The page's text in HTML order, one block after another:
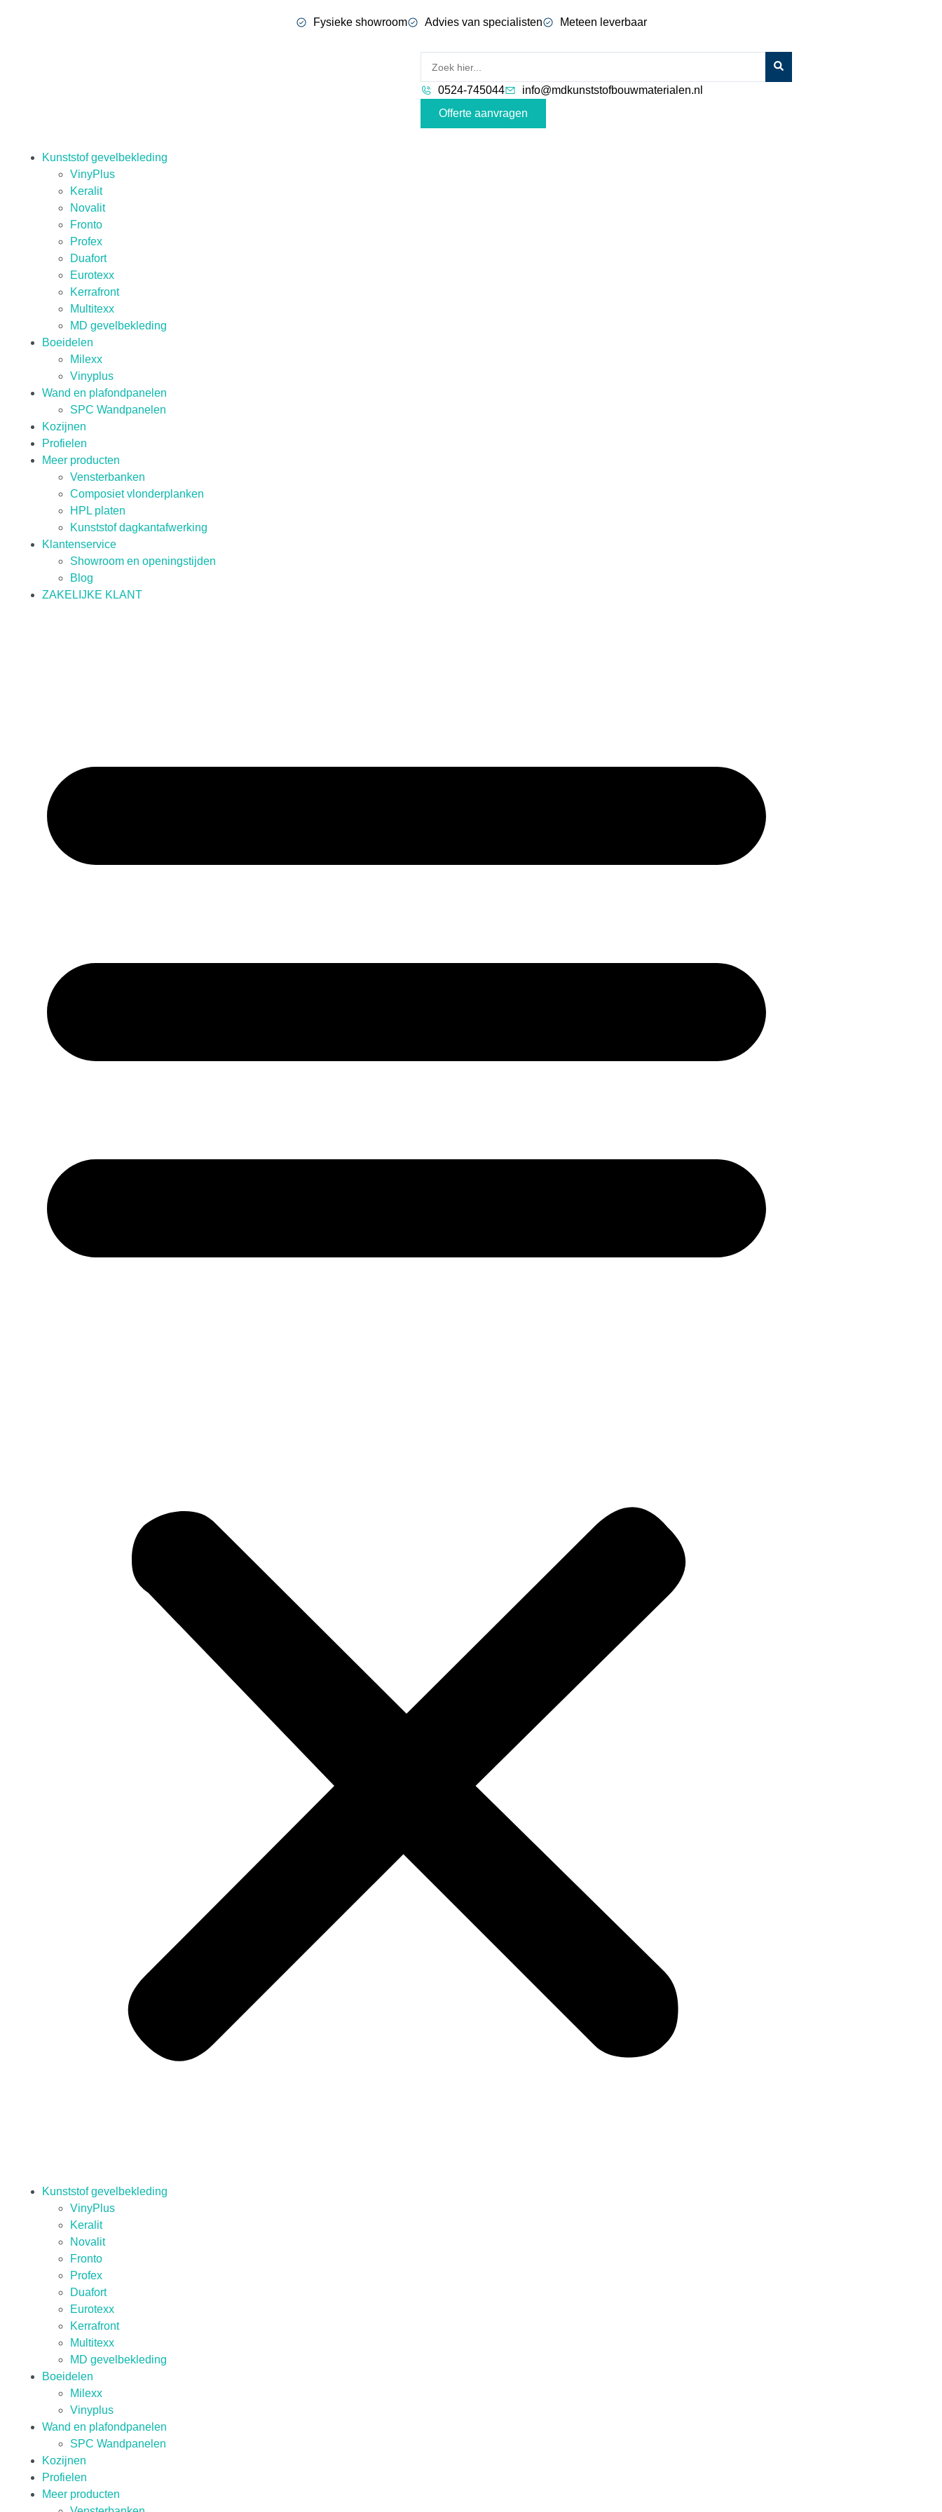
Fysieke showroom Advies van specialisten Meteen leverbaar
0524-745044
info@mdkunststofbouwmaterialen.nl
Offerte aanvragen
Kunststof gevelbekleding
VinyPlus
Keralit
Novalit
Fronto
Profex
Duafort
Eurotexx
Kerrafront
Multitexx
MD gevelbekleding
Boeidelen
Milexx
Vinyplus
Wand en plafondpanelen
SPC Wandpanelen
Kozijnen
Profielen
Meer producten
Vensterbanken
Composiet vlonderplanken
HPL platen
Kunststof dagkantafwerking
Klantenservice
Showroom en openingstijden
Blog
ZAKELIJKE KLANT
Kunststof gevelbekleding
VinyPlus
Keralit
Novalit
Fronto
Profex
Duafort
Eurotexx
Kerrafront
Multitexx
MD gevelbekleding
Boeidelen
Milexx
Vinyplus
Wand en plafondpanelen
SPC Wandpanelen
Kozijnen
Profielen
Meer producten